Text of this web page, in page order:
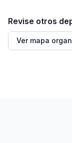
Revise otros
Ver mapa